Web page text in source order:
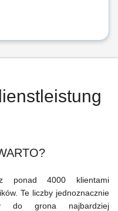
z ponad 4000 klientami
Te liczby jednoznacznie
do grona najbardziej